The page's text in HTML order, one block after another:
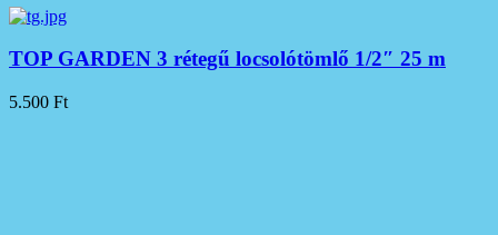
TOP GARDEN 3 rétegű locsolótömlő 1/2″ 25 m
5.500 Ft